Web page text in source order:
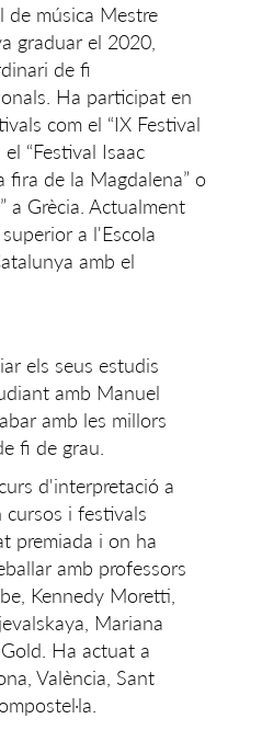
de música Mestre
graduar el 2020,
de fi
Ha participat en
com el “IX Festival
“Festival Isaac
fira de la Magdalena” o
a Grècia. Actualment
a l'Escola
amb el
els seus estudis
amb Manuel
amb les millors
fi de grau.
d'interpretació a
cursos i festivals
premiada i on ha
amb professors
Kennedy Moretti,
Mariana
Ha actuat a
València, Sant